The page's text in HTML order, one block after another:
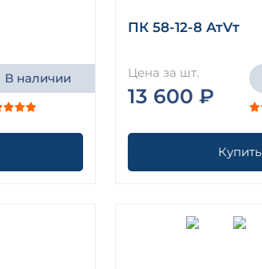
В наличии
ПК 58-12-8 АтVт
Цена за шт.
13 600 ₽
Купить